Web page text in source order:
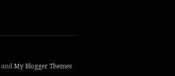
and My Blogger Themes